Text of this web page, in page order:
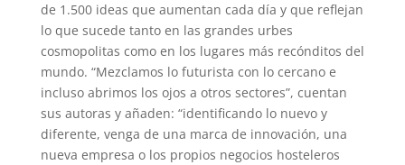
de 1.500 ideas que aumentan cada día y que reflejan
lo que sucede tanto en las grandes urbes
cosmopolitas como en los lugares más recónditos del
mundo. “Mezclamos lo futurista con lo cercano e
incluso abrimos los ojos a otros sectores”, cuentan
sus autoras y añaden: “identificando lo nuevo y
diferente, venga de una marca de innovación, una
nueva empresa o los propios negocios hosteleros